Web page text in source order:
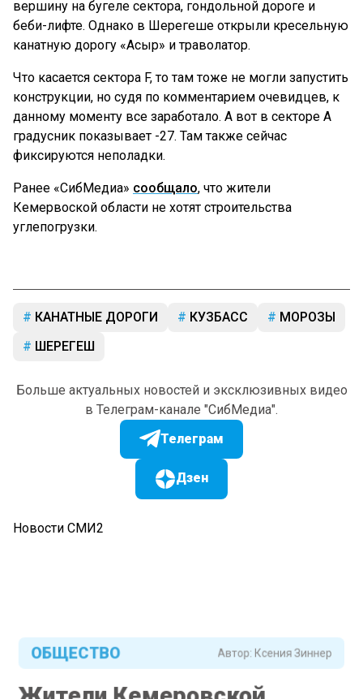
вершину на бугеле сектора, гондольной дороге и
беби-лифте. Однако в Шерегеше открыли кресельную
канатную дорогу «Асыр» и траволатор.
Что касается сектора F, то там тоже не могли запустить
конструкции, но судя по комментарием очевидцев, к
данному моменту все заработало. А вот в секторе А
градусник показывает -27. Там также сейчас
фиксируются неполадки.
Ранее «СибМедиа» сообщало, что жители
Кемервоской области не хотят строительства
углепогрузки.
КАНАТНЫЕ ДОРОГИ КУЗБАСС
МОРОЗЫ
ШЕРЕГЕШ
Больше актуальных новостей и эксклюзивных видео
в Телеграм-канале "СибМедиа".
Телеграм
Дзен
Новости СМИ2
ОБЩЕСТВО
Жители Кемеровской